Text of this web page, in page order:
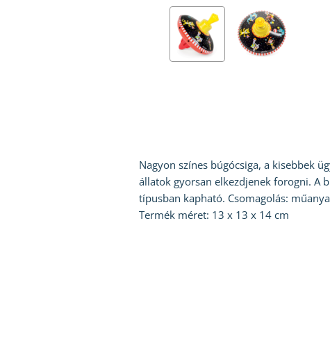
Nagyon színes búgócsiga, a kisebbek
állatok gyorsan elkezdjenek forogni. A
típusban kapható. Csomagolás:
Termék méret: 13 x 13 x 14 cm